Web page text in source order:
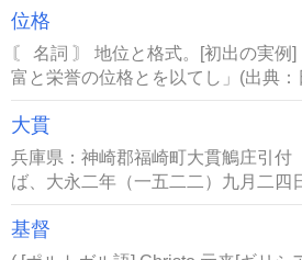
位格
〘 名詞 〙 地位と格式。[初出の実例
富と栄誉の位格とを以てし」(出典：
大貫
兵庫県：神崎郡福崎町大貫鵤庄引付
ば、大永二年（一五二二）九月二四
基督